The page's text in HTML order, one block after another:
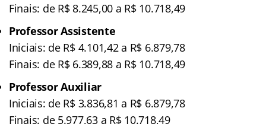
Finais: de R$ 8.245,00 a R$ 10.718,49
Professor Assistente
Iniciais: de R$ 4.101,42 a R$ 6.879,78
Finais: de R$ 6.389,88 a R$ 10.718,49
Professor Auxiliar
Iniciais: de R$ 3.836,81 a R$ 6.879,78
Finais: de 5.977,63 a R$ 10.718,49